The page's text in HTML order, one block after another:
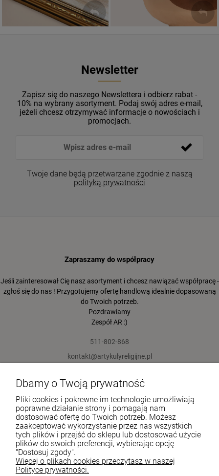
Newsletter
Zapisz się do naszego Newslettera i odbierz rabat -
10% na wybrany asortyment. Podaj swój adres e-mail,
jeżeli chcesz otrzymywać informacje o nowościach i
promocjach.
Twoje dane będą przetwarzane zgodnie z naszą
polityką prywatności
Zapraszamy do współpracy
Jeśli zainteresował Cię nasz asortyment i chcesz nawiązać współpracę -
zgłoś się do nas ! Przygotujemy ofertę handlową idealnie dopasowaną
do Twoich potrzeb.
Pozdrawiamy
Zespół AR :)
511-802-868
kontakt@artykulyreligijne.pl
Pomoc
Moje konto
Płatności i dostawa
Informacje
O nas
Dbamy o Twoją prywatność
Pliki cookies i pokrewne im technologie umożliwiają
poprawne działanie strony i pomagają nam
dostosować ofertę do Twoich potrzeb. Możesz
zaakceptować wykorzystanie przez nas wszystkich
tych plików i przejść do sklepu lub dostosować użycie
plików do swoich preferencji, wybierając opcję
"Dostosuj zgody".
Więcej o plikach cookies przeczytasz w naszej
Polityce prywatności.